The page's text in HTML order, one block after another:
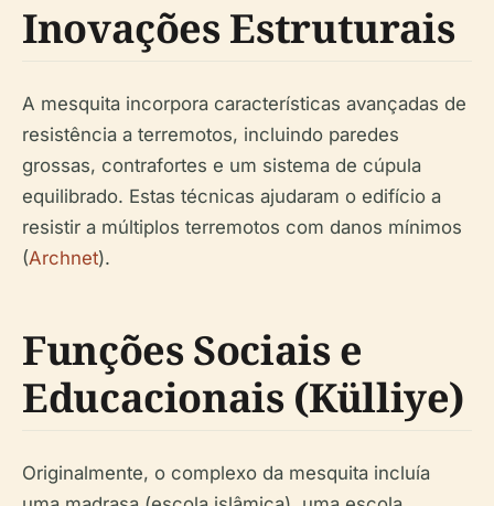
Inovações Estruturais
A mesquita incorpora características avançadas de
resistência a terremotos, incluindo paredes
grossas, contrafortes e um sistema de cúpula
equilibrado. Estas técnicas ajudaram o edifício a
resistir a múltiplos terremotos com danos mínimos
(Archnet).
Funções Sociais e
Educacionais (Külliye)
Originalmente, o complexo da mesquita incluía